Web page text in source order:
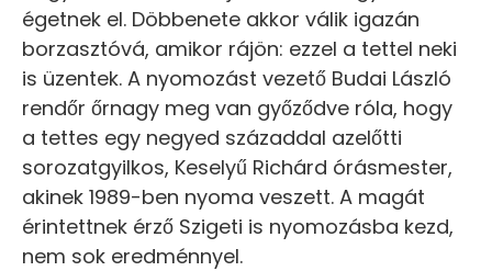
égetnek el. Döbbenete akkor válik igazán
borzasztóvá, amikor rájön: ezzel a tettel neki
is üzentek. A nyomozást vezető Budai László
rendőr őrnagy meg van győződve róla, hogy
a tettes egy negyed századdal azelőtti
sorozatgyilkos, Keselyű Richárd órásmester,
akinek 1989-ben nyoma veszett. A magát
érintettnek érző Szigeti is nyomozásba kezd,
nem sok eredménnyel.